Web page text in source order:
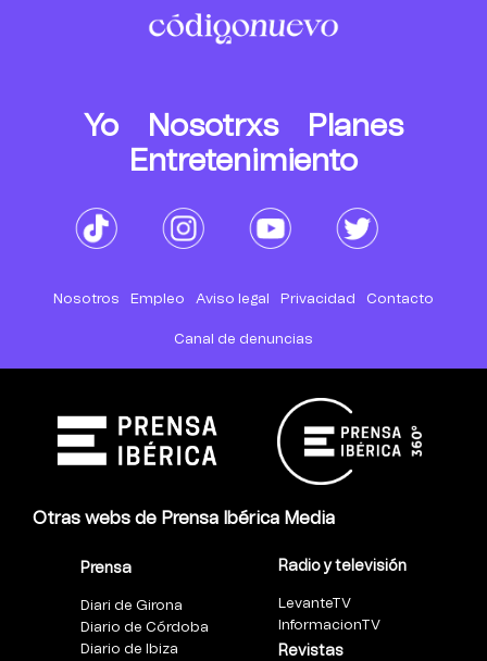
Yo Nosotrxs
Planes
Entretenimiento
Nosotros Empleo Aviso legal Privacidad Contacto
Canal de denuncias
Otras webs de Prensa Ibérica Media
Prensa
Diari de Girona
Diario de Córdoba
Diario de Ibiza
Radio y televisión
LevanteTV
InformacionTV
Revistas